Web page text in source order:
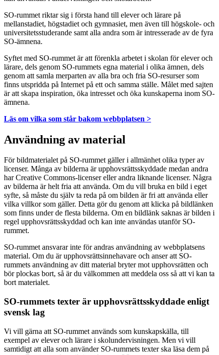
SO-rummet riktar sig i första hand till elever och lärare på
mellanstadiet, högstadiet och gymnasiet, men även till högskole- och
universitetsstuderande samt alla andra som är intresserade av de fyra
SO-ämnena.
Syftet med SO-rummet är att förenkla arbetet i skolan för elever och
lärare, dels genom SO-rummets egna material i olika ämnen, dels
genom att samla merparten av alla bra och fria SO-resurser som
finns utspridda på Internet på ett och samma ställe. Målet med sajten
är att skapa inspiration, öka intresset och öka kunskaperna inom SO-
ämnena.
Läs om vilka som står bakom webbplatsen >
Användning av material
För bildmaterialet på SO-rummet gäller i allmänhet olika typer av
licenser. Många av bilderna är upphovsrättsskyddade medan andra
har Creative Commons-licenser eller andra liknande licenser. Några
av bilderna är helt fria att använda. Om du vill bruka en bild i eget
syfte, så måste du själv ta reda på om bilden är fri att använda eller
vilka villkor som gäller. Detta gör du genom att klicka på bildlänken
som finns under de flesta bilderna. Om en bildlänk saknas är bilden i
regel upphovsrättsskyddad och kan inte användas utanför SO-
rummet.
SO-rummet ansvarar inte för andras användning av webbplatsens
material. Om du är upphovsrättsinnehavare och anser att SO-
rummets användning av ditt material bryter mot upphovsrätten och
bör plockas bort, så är du välkommen att meddela oss så att vi kan ta
bort materialet.
SO-rummets texter är upphovsrättsskyddade enligt
svensk lag
Vi vill gärna att SO-rummet används som kunskapskälla, till
exempel av elever och lärare i skolundervisningen. Men vi vill
samtidigt att alla som använder SO-rummets texter ska läsa dem på